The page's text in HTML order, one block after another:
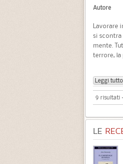
Autore
Lavorare
si
mente.
terrore, la
Leggi tutto
9 risultati
LE